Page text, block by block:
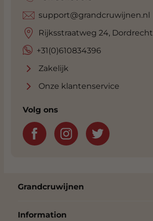
schaalvruchtensaus.
+31(0)610834396
support@grandcruwijnen.nl
Rijksstraatweg 24, Dordrecht
Zakelijk
Onze klantenservice
Volg ons
Grandcruwijnen
Information